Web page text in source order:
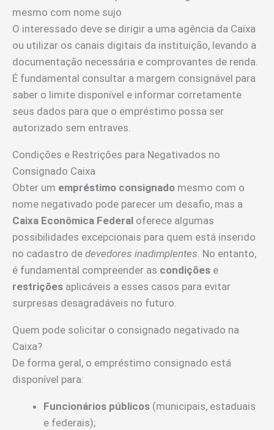
mesmo com nome sujo
O interessado deve se dirigir a uma agência da Caixa
ou utilizar os canais digitais da instituição, levando a
documentação necessária e comprovantes de renda.
É fundamental consultar a margem consignável para
saber o limite disponível e informar corretamente
seus dados para que o empréstimo possa ser
autorizado sem entraves.
Condições e Restrições para Negativados no
Consignado Caixa
Obter um empréstimo consignado mesmo com o
nome negativado pode parecer um desafio, mas a
Caixa Econômica Federal oferece algumas
possibilidades excepcionais para quem está inserido
no cadastro de devedores inadimplentes . No entanto,
é fundamental compreender as condições e
restrições aplicáveis a esses casos para evitar
surpresas desagradáveis no futuro.
Quem pode solicitar o consignado negativado na
Caixa?
De forma geral, o empréstimo consignado está
disponível para:
Funcionários públicos (municipais, estaduais
e federais);